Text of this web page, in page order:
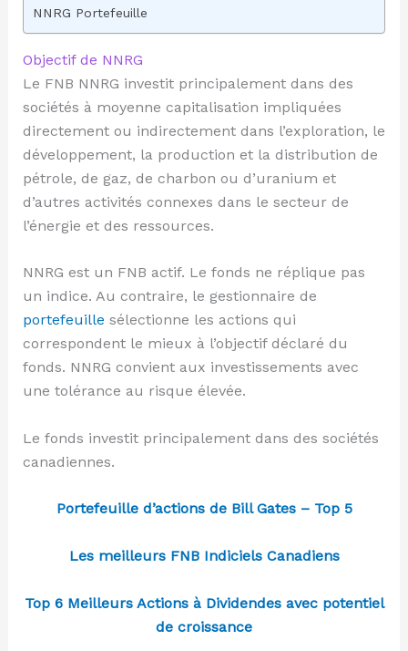
NNRG Portefeuille
Objectif de NNRG
Le FNB NNRG investit principalement dans des
sociétés à moyenne capitalisation impliquées
directement ou indirectement dans l’exploration, le
développement, la production et la distribution de
pétrole, de gaz, de charbon ou d’uranium et
d’autres activités connexes dans le secteur de
l’énergie et des ressources.
NNRG est un FNB actif. Le fonds ne réplique pas
un indice. Au contraire, le gestionnaire de
portefeuille sélectionne les actions qui
correspondent le mieux à l’objectif déclaré du
fonds. NNRG convient aux investissements avec
une tolérance au risque élevée.
Le fonds investit principalement dans des sociétés
canadiennes.
Portefeuille d’actions de Bill Gates – Top 5
Les meilleurs FNB Indiciels Canadiens
Top 6 Meilleurs Actions à Dividendes avec potentiel
de croissance